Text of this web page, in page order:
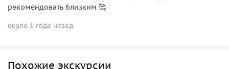
рекомендовать близким 🥰
около 1 года назад
Похожие экскурсии